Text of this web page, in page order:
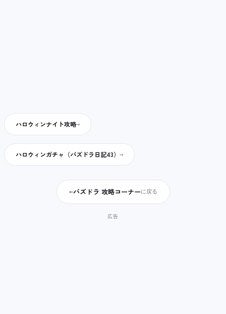
ハロウィンナイト攻略
ハロウィンガチャ（パズドラ日記43）
←パズドラ 攻略コーナーに戻る